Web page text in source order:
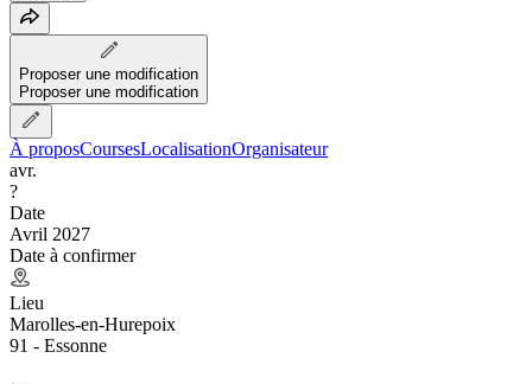
Proposer une modification
Proposer une modification
À proposCoursesLocalisationOrganisateur
avr.
?
Date
Avril 2027
Date à confirmer
Lieu
Marolles-en-Hurepoix
91 - Essonne